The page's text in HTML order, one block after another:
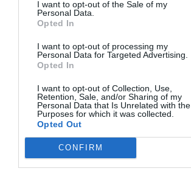
I want to opt-out of the Sale of my
Personal Data.
Opted In
I want to opt-out of processing my
Personal Data for Targeted Advertising.
Opted In
I want to opt-out of Collection, Use,
Retention, Sale, and/or Sharing of my
Personal Data that Is Unrelated with the
Purposes for which it was collected.
Opted Out
CONFIRM